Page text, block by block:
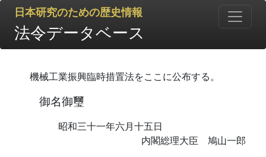
日本研究のための歴史情報
法令データベース
機械工業振興臨時措置法をここに公布する。
御名御璽
昭和三十一年六月十五日
内閣総理大臣 鳩山一郎